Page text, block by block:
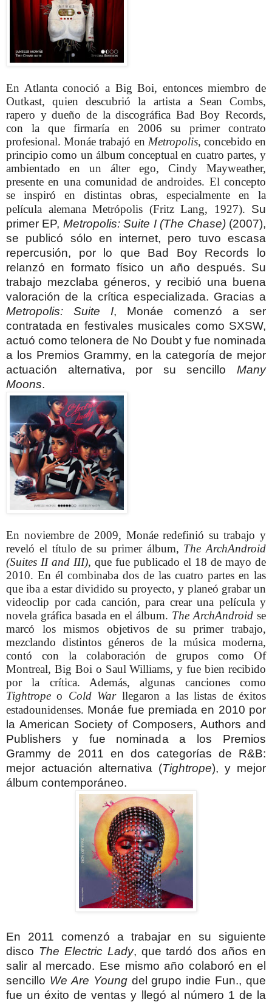
En Atlanta conoció a Big Boi, entonces miembro de
Outkast, quien descubrió la artista a Sean Combs,
rapero y dueño de la discográfica Bad Boy Records,
con la que firmaría en 2006 su primer contrato
profesional. Monáe trabajó en Metropolis, concebido en
principio como un álbum conceptual en cuatro partes, y
ambientado en un álter ego, Cindy Mayweather,
presente en una comunidad de androides. El concepto
se inspiró en distintas obras, especialmente en la
película alemana Metrópolis (Fritz Lang, 1927). Su
primer EP, Metropolis: Suite I (The Chase) (2007),
se publicó sólo en internet, pero tuvo escasa
repercusión, por lo que Bad Boy Records lo
relanzó en formato físico un año después. Su
trabajo mezclaba géneros, y recibió una buena
valoración de la crítica especializada. Gracias a
Metropolis: Suite I, Monáe comenzó a ser
contratada en festivales musicales como SXSW,
actuó como telonera de No Doubt y fue nominada
a los Premios Grammy, en la categoría de mejor
actuación alternativa, por su sencillo Many
Moons.
En noviembre de 2009, Monáe redefinió su trabajo y
reveló el título de su primer álbum, The ArchAndroid
(Suites II and III), que fue publicado el 18 de mayo de
2010. En él combinaba dos de las cuatro partes en las
que iba a estar dividido su proyecto, y planeó grabar un
videoclip por cada canción, para crear una película y
novela gráfica basada en el álbum. The ArchAndroid se
marcó los mismos objetivos de su primer trabajo,
mezclando distintos géneros de la música moderna,
contó con la colaboración de grupos como Of
Montreal, Big Boi o Saul Williams, y fue bien recibido
por la crítica. Además, algunas canciones como
Tightrope o Cold Warllegaron a las listas de éxitos
estadounidenses. Monáe fue premiada en 2010 por
la American Society of Composers, Authors and
Publishers y fue nominada a los Premios
Grammy de 2011 en dos categorías de R&B:
mejor actuación alternativa (Tightrope), y mejor
álbum contemporáneo.
En 2011 comenzó a trabajar en su siguiente
disco The Electric Lady, que tardó dos años en
salir al mercado. Ese mismo año colaboró en el
sencillo We Are Youngdel grupo indie Fun., que
fue un éxito de ventas y llegó al número 1 de la